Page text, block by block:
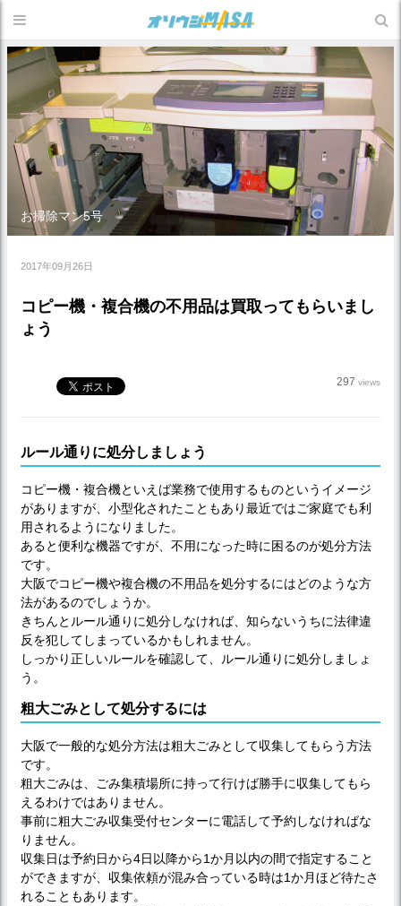
お掃除マン5号
2017年09月26日
コピー機・複合機の不用品は買取ってもらいまし
ょう
297 views
ルール通りに処分しましょう
コピー機・複合機といえば業務で使用するものというイメージ
がありますが、小型化されたこともあり最近ではご家庭でも利
用されるようになりました。
あると便利な機器ですが、不用になった時に困るのが処分方法
です。
大阪でコピー機や複合機の不用品を処分するにはどのような方
法があるのでしょうか。
きちんとルール通りに処分しなければ、知らないうちに法律違
反を犯してしまっているかもしれません。
しっかり正しいルールを確認して、ルール通りに処分しましょ
う。
粗大ごみとして処分するには
大阪で一般的な処分方法は粗大ごみとして収集してもらう方法
です。
粗大ごみは、ごみ集積場所に持って行けば勝手に収集してもら
えるわけではありません。
事前に粗大ごみ収集受付センターに電話して予約しなければな
りません。
収集日は予約日から4日以降から1か月以内の間で指定すること
ができますが、収集依頼が混み合っている時は1か月ほど待たさ
れることもあります。